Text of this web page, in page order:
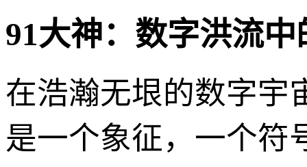
91大神：数字洪流
在浩瀚无垠的数字宇
是一个象征，一个符